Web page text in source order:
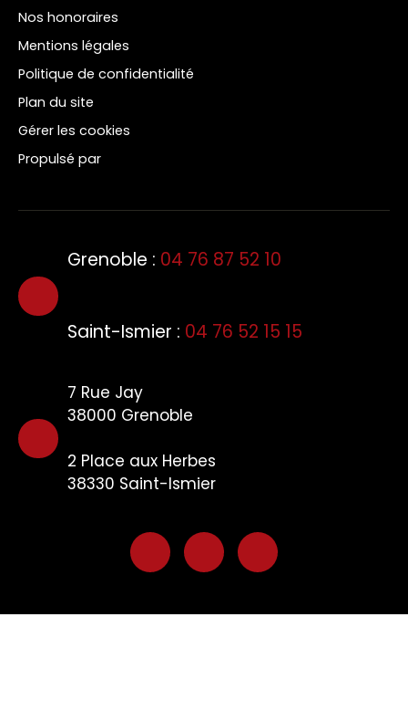
Nos honoraires
Mentions légales
Politique de confidentialité
Plan du site
Gérer les cookies
Propulsé par
Grenoble : 04 76 87 52 10
Saint-Ismier : 04 76 52 15 15
7 Rue Jay
38000 Grenoble
2 Place aux Herbes
38330 Saint-Ismier